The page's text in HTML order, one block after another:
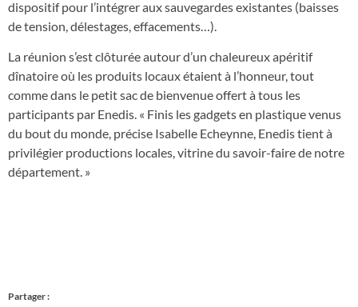
dispositif pour l’intégrer aux sauvegardes existantes (baisses
de tension, délestages, effacements…).
La réunion s’est clôturée autour d’un chaleureux apéritif
dînatoire où les produits locaux étaient à l’honneur, tout
comme dans le petit sac de bienvenue offert à tous les
participants par Enedis. « Finis les gadgets en plastique venus
du bout du monde, précise Isabelle Echeynne, Enedis tient à
privilégier productions locales, vitrine du savoir-faire de notre
département. »
Partager :